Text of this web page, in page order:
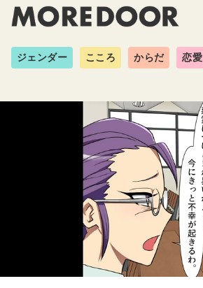
ジェンダー こころ からだ 恋愛